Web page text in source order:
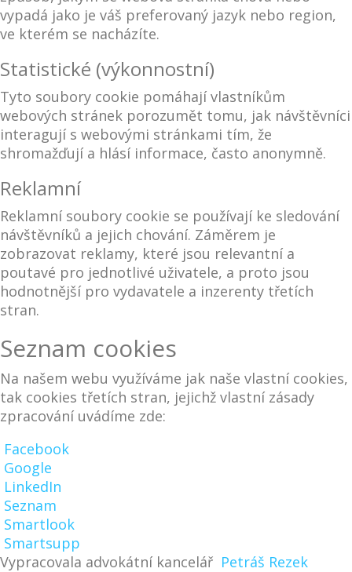
vypadá jako je váš preferovaný jazyk nebo region,
ve kterém se nacházíte.
Statistické (výkonnostní)
Tyto soubory cookie pomáhají vlastníkům
webových stránek porozumět tomu, jak návštěvníci
interagují s webovými stránkami tím, že
shromažďují a hlásí informace, často anonymně.
Reklamní
Reklamní soubory cookie se používají ke sledování
návštěvníků a jejich chování. Záměrem je
zobrazovat reklamy, které jsou relevantní a
poutavé pro jednotlivé uživatele, a proto jsou
hodnotnější pro vydavatele a inzerenty třetích
stran.
Seznam cookies
Na našem webu využíváme jak naše vlastní cookies,
tak cookies třetích stran, jejichž vlastní zásady
zpracování uvádíme zde:
Facebook
Google
LinkedIn
Seznam
Smartlook
Smartsupp
Vypracovala advokátní kancelář Petráš Rezek